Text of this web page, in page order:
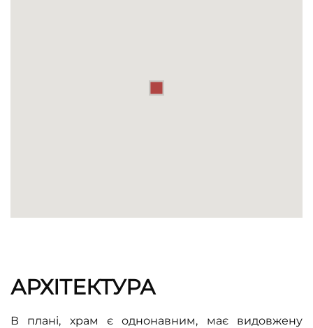
АРХІТЕКТУРА
В плані, храм є однонавним, має видовжену